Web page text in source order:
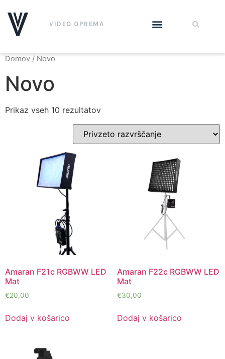
VIDEO OPREMA
Domov / Novo
Novo
Prikaz vseh 10 rezultatov
Amaran F21c RGBWW LED
Mat
€20,00
Dodaj v košarico
Amaran F22c RGBWW LED
Mat
€30,00
Dodaj v košarico